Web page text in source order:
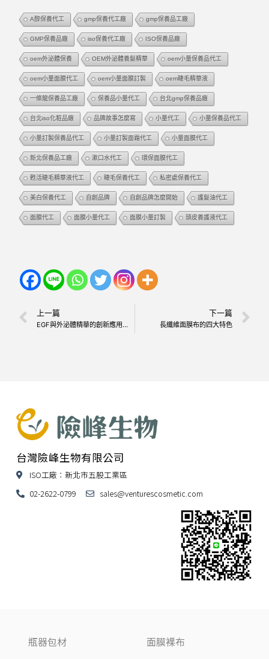
A醇保養代工 gmp保養代工廠 gmp保養品工廠
GMP保養品廠 iso保養代工廠 ISO保養品廠
oem外泌體保養 OEM外泌體養髮精華 oem小量保養品代工
oem小量面膜代工 oem小量面膜訂製 oem睫毛精華液
一條龍保養品工廠 保養品小量代工 台北gmp保養品廠
台北iso化粧品廠 品牌故事怎麼寫 小量代工 小量保養品代工
小量訂製保養品代工 小量訂製面霜代工 小量面膜代工
新北保養品工廠 漱口水代工 環保面膜代工
甦活睫毛精華液代工 睫毛保養代工 私密處保養代工
美白保養代工 自創品牌 自創品牌怎麼開始 護髮油代工
面膜代工 面膜小量代工 面膜小量訂製 頭皮養護液代工
上一篇
EGF與外泌體精華的創新應用，讓您的品牌更具競爭力
下一篇
長纖維面膜布的四大特色
台灣險峰生物有限公司
ISO工廠：新北市五股工業區
02-2622-0799
sales@venturescosmetic.com
瓶器包材
面膜裸布